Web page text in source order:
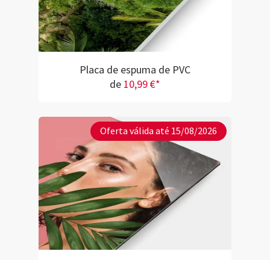
Placa de espuma de PVC
de 10,99 €*
Oferta válida até 15/08/2026